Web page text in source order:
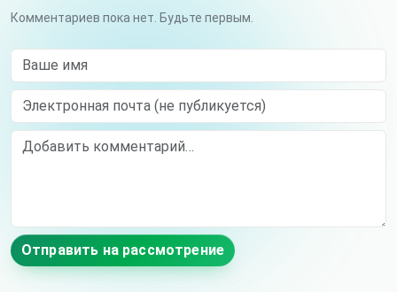
Комментариев пока нет. Будьте первым.
Ваше имя
Электронная почта (не публикуется)
Comment
Отправить на рассмотрение